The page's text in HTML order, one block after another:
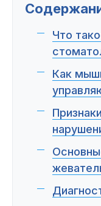
Гарантии
Сотрудники
Что
Как